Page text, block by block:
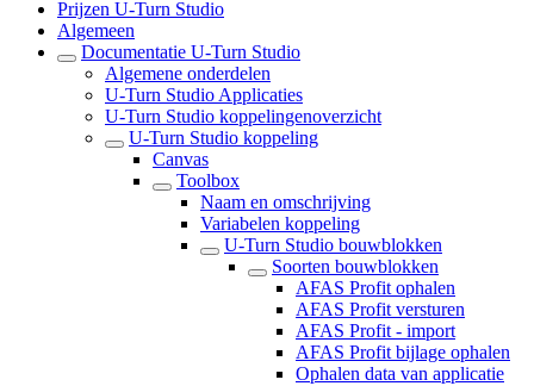
Prijzen U-Turn Studio
Algemeen
Documentatie U-Turn Studio
Algemene onderdelen
U-Turn Studio Applicaties
U-Turn Studio koppelingenoverzicht
U-Turn Studio koppeling
Canvas
Toolbox
Naam en omschrijving
Variabelen koppeling
U-Turn Studio bouwblokken
Soorten bouwblokken
AFAS Profit ophalen
AFAS Profit versturen
AFAS Profit - import
AFAS Profit bijlage ophalen
Ophalen data van applicatie